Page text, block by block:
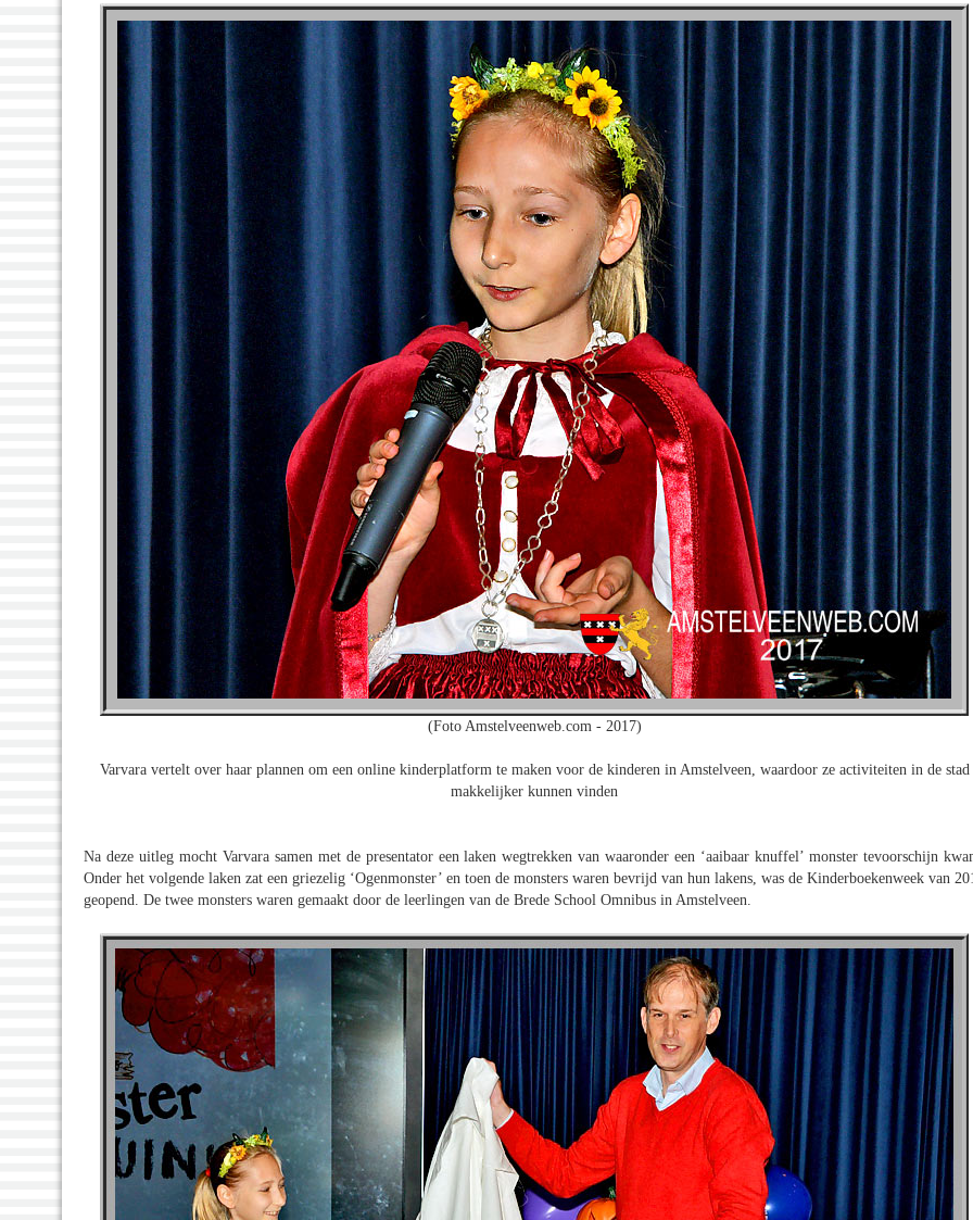
(Foto Amstelveenweb.com - 2017)
Varvara vertelt over haar plannen om een online kinderplatform te maken voor de kinderen in Amstelveen, waardoor ze activiteiten in de stad
makkelijker kunnen vinden
Na deze uitleg mocht Varvara samen met de presentator een laken wegtrekken van waaronder een ‘aaibaar knuffel’ monster tevoorschijn
Onder het volgende laken zat een griezelig ‘Ogenmonster’ en toen de monsters waren bevrijd van hun lakens, was de Kinderboekenweek van
geopend. De twee monsters waren gemaakt door de leerlingen van de Brede School Omnibus in Amstelveen.